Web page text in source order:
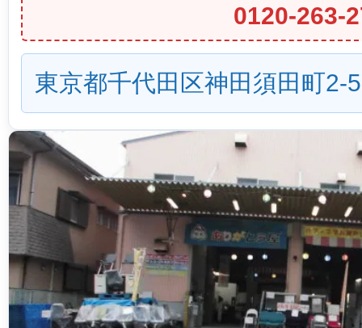
0120-263-
東京都千代田区神田須田町2-